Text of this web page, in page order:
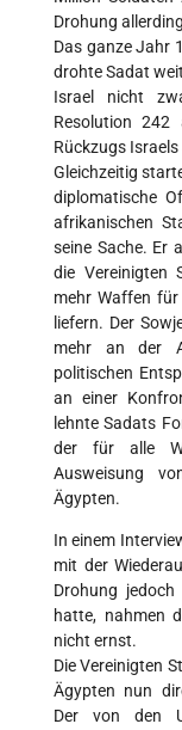
Drohung
Das ganze Jahr
drohte Sadat
Israel nicht
Resolution 242
Rückzugs
Gleichzeitig
diplomatische
afrikanischen
seine Sache. Er
die Vereinigten
mehr Waffen für
liefern. Der
mehr an der
politischen
an einer
lehnte Sadats
der für alle
Ausweisung
Ägypten.
In einem
mit der
Drohung
hatte, nahmen
nicht ernst.
Die Vereinigten
Ägypten nun
Der von den